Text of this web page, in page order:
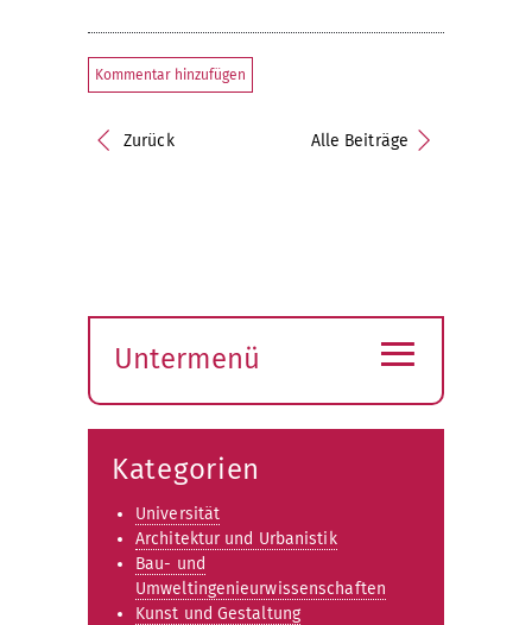
Kommentar hinzufügen
Zurück Alle Beiträge
Untermenü
öffnen
≡
Kategorien
Universität
Architektur und Urbanistik
Bau- und
Umweltingenieurwissenschaften
Kunst und Gestaltung